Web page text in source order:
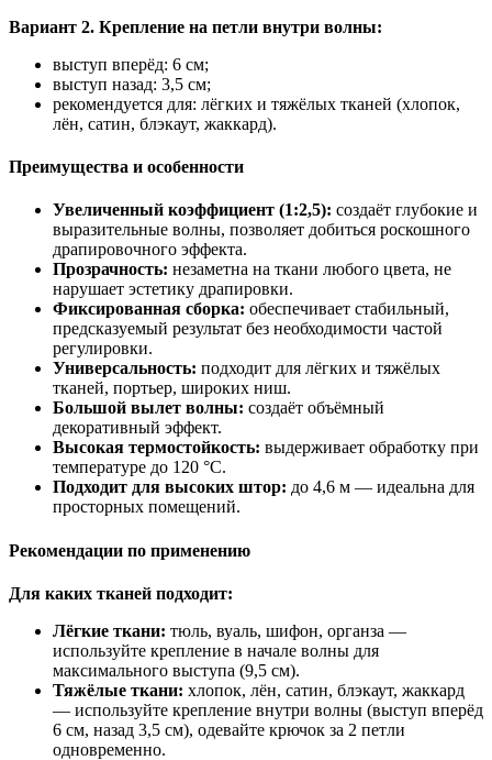
Вариант 2. Крепление на петли внутри волны:
выступ вперёд: 6 см;
выступ назад: 3,5 см;
рекомендуется для: лёгких и тяжёлых тканей (хлопок,
лён, сатин, блэкаут, жаккард).
Преимущества и особенности
Увеличенный коэффициент (1:2,5): создаёт глубокие и
выразительные волны, позволяет добиться роскошного
драпировочного эффекта.
Прозрачность: незаметна на ткани любого цвета, не
нарушает эстетику драпировки.
Фиксированная сборка: обеспечивает стабильный,
предсказуемый результат без необходимости частой
регулировки.
Универсальность: подходит для лёгких и тяжёлых
тканей, портьер, широких ниш.
Большой вылет волны: создаёт объёмный
декоративный эффект.
Высокая термостойкость: выдерживает обработку при
температуре до 120 °C.
Подходит для высоких штор: до 4,6 м — идеальна для
просторных помещений.
Рекомендации по применению
Для каких тканей подходит:
Лёгкие ткани: тюль, вуаль, шифон, органза —
используйте крепление в начале волны для
максимального выступа (9,5 см).
Тяжёлые ткани: хлопок, лён, сатин, блэкаут, жаккард
— используйте крепление внутри волны (выступ вперёд
6 см, назад 3,5 см), одевайте крючок за 2 петли
одновременно.